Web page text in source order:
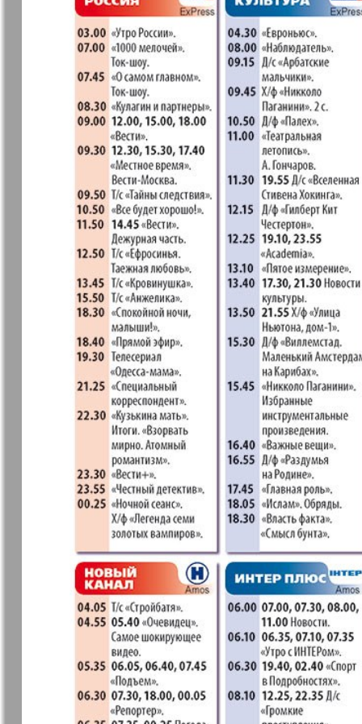
30
13
19
38
49
55 56
61 62
МК-Германия
планета мнений
МК-
Новые Земляки nord.Aktuell
Panorama-mir Партнер
Русский вояж
Архив необновляющихся на сайте изданий
7плюс7я Авангард
Анонс Антенна
Афиша Augsburg Бизнес
Ваша газета Версия
Вечное
сокровище
Восточная
Германия